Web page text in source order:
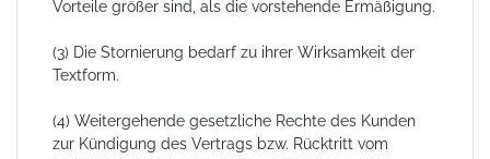
Vorteile größer sind, als die vorstehende Ermäßigung.
(3) Die Stornierung bedarf zu ihrer Wirksamkeit der
Textform.
(4) Weitergehende gesetzliche Rechte des Kunden
zur Kündigung des Vertrags bzw. Rücktritt vom